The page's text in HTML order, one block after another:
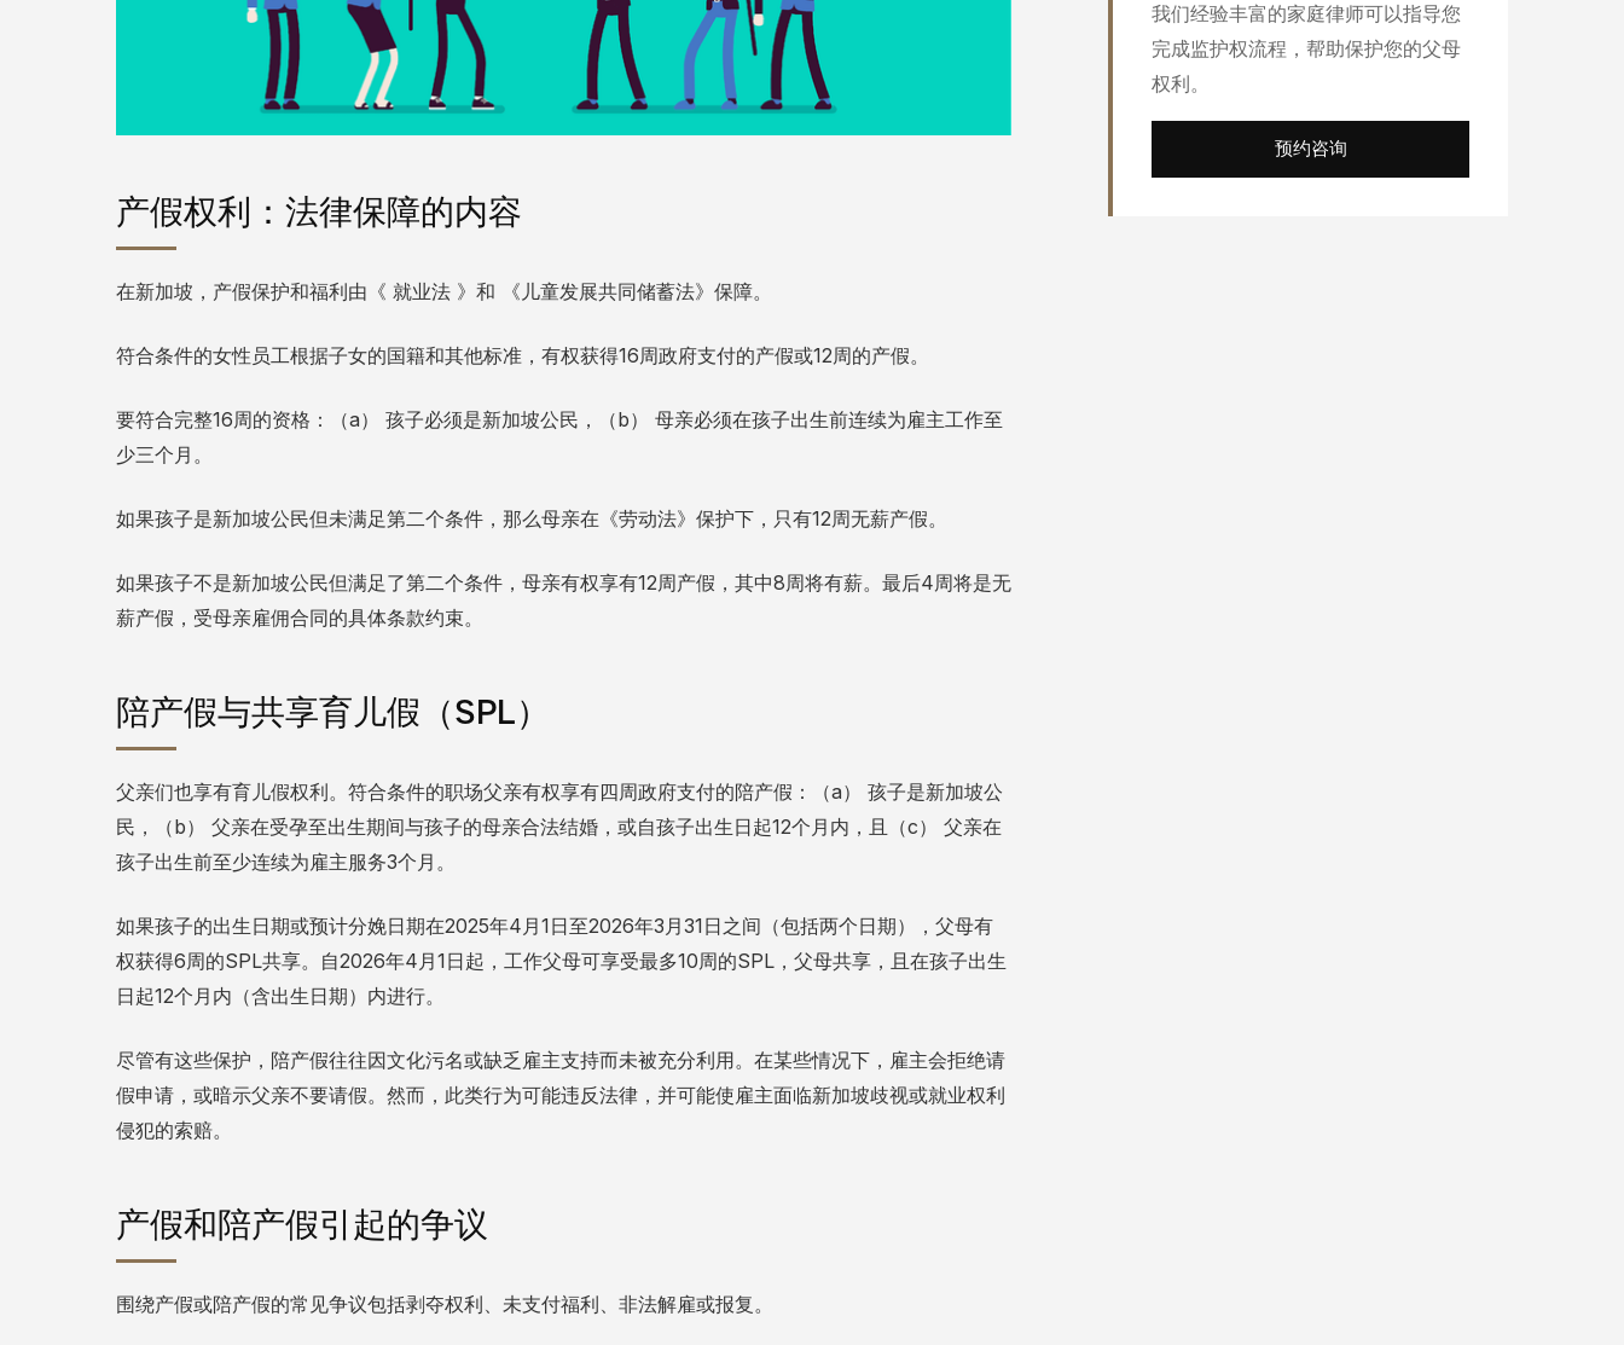
产假权利：法律保障的内容
在新加坡，产假保护和福利由《 就业法 》和 《儿童发展共同储蓄法》保障。
符合条件的女性员工根据子女的国籍和其他标准，有权获得16周政府支付的产假或12周的产假。
要符合完整16周的资格：（a） 孩子必须是新加坡公民，（b） 母亲必须在孩子出生前连续为雇主工作至
少三个月。
如果孩子是新加坡公民但未满足第二个条件，那么母亲在《劳动法》保护下，只有12周无薪产假。
如果孩子不是新加坡公民但满足了第二个条件，母亲有权享有12周产假，其中8周将有薪。最后4周将是无
薪产假，受母亲雇佣合同的具体条款约束。
陪产假与共享育儿假（SPL）
父亲们也享有育儿假权利。符合条件的职场父亲有权享有四周政府支付的陪产假：（a） 孩子是新加坡公
民，（b） 父亲在受孕至出生期间与孩子的母亲合法结婚，或自孩子出生日起12个月内，且（c） 父亲在
孩子出生前至少连续为雇主服务3个月。
如果孩子的出生日期或预计分娩日期在2025年4月1日至2026年3月31日之间（包括两个日期），父母有
权获得6周的SPL共享。自2026年4月1日起，工作父母可享受最多10周的SPL，父母共享，且在孩子出生
日起12个月内（含出生日期）内进行。
尽管有这些保护，陪产假往往因文化污名或缺乏雇主支持而未被充分利用。在某些情况下，雇主会拒绝请
假申请，或暗示父亲不要请假。然而，此类行为可能违反法律，并可能使雇主面临新加坡歧视或就业权利
侵犯的索赔。
产假和陪产假引起的争议
围绕产假或陪产假的常见争议包括剥夺权利、未支付福利、非法解雇或报复。
我们经验丰富的家庭律师可以指导您
完成监护权流程，帮助保护您的父母
权利。
预约咨询